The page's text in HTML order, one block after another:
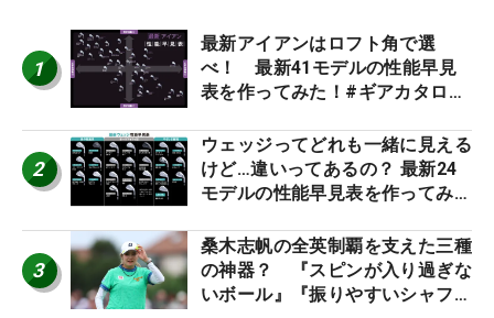
1
最新アイアンはロフト角で選
べ！ 最新41モデルの性能早見
表を作ってみた！#ギアカタログ
2
ウェッジってどれも一緒に見える
けど…違いってあるの？ 最新24
モデルの性能早見表を作ってみ
3
桑木志帆の全英制覇を支えた三種
の神器？ 『スピンが入り過ぎな
いボール』『振りやすいシャフ